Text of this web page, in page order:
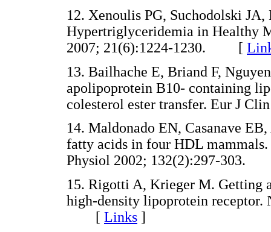
12. Xenoulis PG, Suchodolski
Hypertriglyceridemia in Healthy
2007; 21(6):1224-1230. [
13. Bailhache E, Briand F,
apolipoprotein B10- containing
colesterol ester transfer. Eur J
14. Maldonado EN, Casanave
fatty acids in four HDL
Physiol 2002; 132(2):297-
15. Rigotti A, Krieger M. Getting
high-density lipoprotein receptor.
[ Links ]